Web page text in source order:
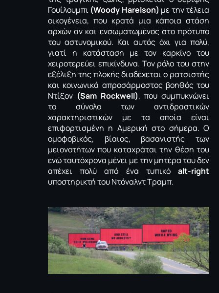
Γουίλουμπι (Woody Harelson) με την τέλεια
οικογένεια, που κρατά μια κάποια στάση
αρχών αν και ενσωματωμένος στο πρότυπο
του αστυνομικού. Και αυτός όχι για πολύ,
γιατί η κατάσταση με τον καρκίνο του
χειροτερεύει επικίνδυνα. Τον ρόλο του στην
εξέλιξη της πλοκής διαδέχεται ο ρατσιστής
και κοινωνικά απροσάρμοστος βοηθός του
Ντίξον (Sam Rockwell), που συμπυκνώνει
το σύνολο των αντιδραστικών
χαρακτηριστικών με τα οποία είναι
επιφορτισμένη η Αμερική στο σήμερα. Ο
ομοφοβικός, βίαιος, βασανιστής των
μειονοτήτων που καταχράται την θέση του
ενώ ταυτόχρονα μένει με την μητέρα του δεν
απέχει πολύ από ένα τυπικό alt-right
υποστηρικτή του Ντόναλντ Τραμπ.